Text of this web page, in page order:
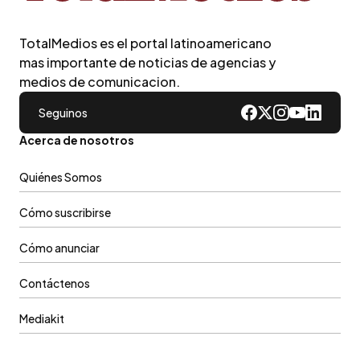
TotalMedios es el portal latinoamericano
mas importante de noticias de agencias y
medios de comunicacion.
Seguinos
Acerca de nosotros
Quiénes Somos
Cómo suscribirse
Cómo anunciar
Contáctenos
Mediakit